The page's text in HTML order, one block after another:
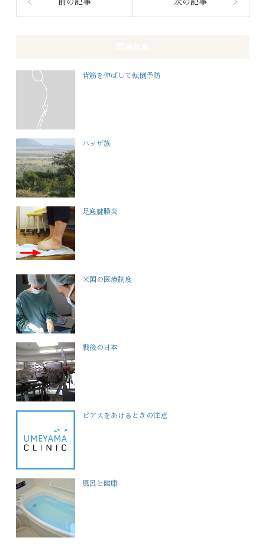
前の記事 次の記事
背筋を伸ばして転倒予防
ハッザ族
足底腱膜炎
米国の医療制度
戦後の日本
ピアスをあけるときの注意
風呂と健康